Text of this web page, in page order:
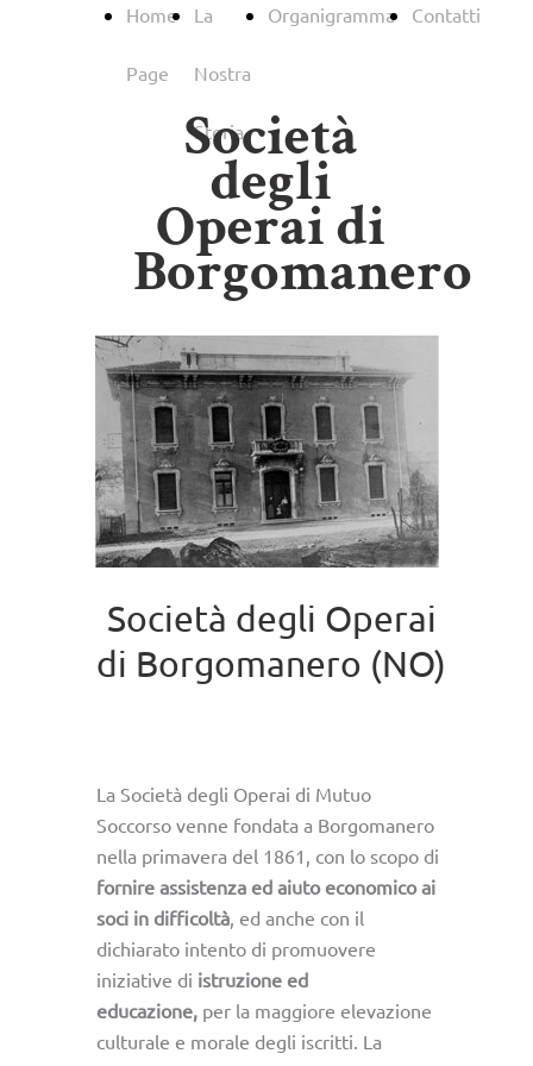
Home
Page
La
Nostra
Storia
Organigramma Contatti
Società
degli
Operai di
Borgomanero
Società degli Operai
di Borgomanero (NO)
La Società degli Operai di Mutuo
Soccorso venne fondata a Borgomanero
nella primavera del 1861, con lo scopo di
fornire assistenza ed aiuto economico ai
soci in difficoltà, ed anche con il
dichiarato intento di promuovere
iniziative di istruzione ed
educazione, per la maggiore elevazione
culturale e morale degli iscritti. La